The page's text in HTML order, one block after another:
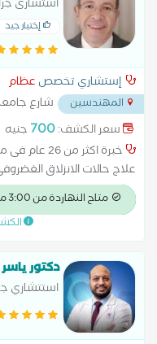
استشارى
إختيار جيد
إستشاري تخصص عظام
المهندسين
شارع
نادى الزمالك...
سعر الكشف:700 جنيه
خبرة اكثر
علاج حالات الانزلاق
خشونة الركبة تحفظى و حقن
والفخد علاج حالات الكسور
متاح النهاردة من 3:00 مساءً
دكتور
استتشاري
والمفاصل